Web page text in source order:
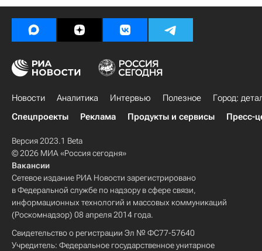
Новости Аналитика Интервью Полезное
Город:
Спецпроекты
Реклама Продукты и сервисы Пресс-
Версия 2023.1 Beta
© 2026 МИА «Россия сегодня»
Вакансии
Сетевое издание РИА Новости зарегистрировано
в Федеральной службе по надзору в сфере связи,
информационных технологий и массовых коммуникаций
(Роскомнадзор) 08 апреля 2014 года.
Свидетельство о регистрации Эл № ФС77-57640
Учредитель: Федеральное государственное унитарное